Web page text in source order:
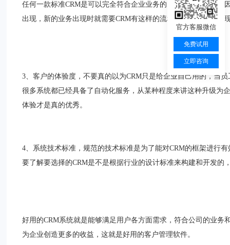
任何一款标准CRM是可以完全符合企业业务的，除非选择定制
出现，新的业务出现时就需要CRM有这样的流程去管理这些，实
3、客户的体验度，不要真的以为CRM只是给企业自己用的，当
很多系统都已经具备了自动化服务，从某种程度来讲这种升级为
体验才是真的优秀。
4、系统技术标准，规范的技术标准是为了能对CRM的框架进行
要了解要选择的CRM是不是根据行业的设计标准来构建和开发的
好用的CRM系统就是能够满足用户各方面需求，符合公司的业
为企业创造更多的收益，这就是好用的客户管理软件。
官方客服微信
免费试用
立即咨询